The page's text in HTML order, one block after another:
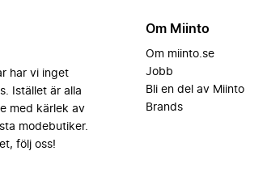
har vi inget
Istället är alla
med kärlek av
modebutiker.
följ oss!
Om Miinto
Om miinto.se
Jobb
Bli en del av Miinto
Brands